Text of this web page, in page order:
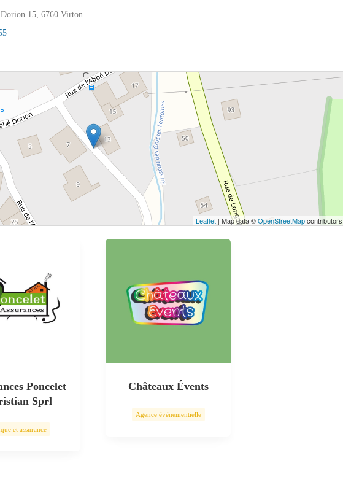
15, 6760 Virton
Cliquez sur le bouton pour afficher la carte.
Voir la carte
Leaflet| Map data ©OpenStreetMapcontributors,
Poncelet
Sprl
et assurance
Châteaux Évents
Agence événementielle